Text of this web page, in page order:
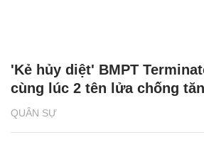
QUÂN SỰ
'Kẻ hủy diệt' BMPT
cùng lúc 2 tên lửa chống